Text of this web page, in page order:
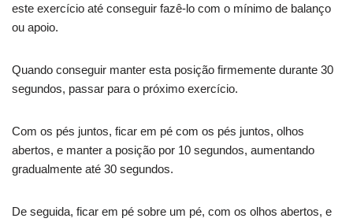
este exercício até conseguir fazê-lo com o mínimo de balanço
ou apoio.
Quando conseguir manter esta posição firmemente durante 30
segundos, passar para o próximo exercício.
Com os pés juntos, ficar em pé com os pés juntos, olhos
abertos, e manter a posição por 10 segundos, aumentando
gradualmente até 30 segundos.
De seguida, ficar em pé sobre um pé, com os olhos abertos, e